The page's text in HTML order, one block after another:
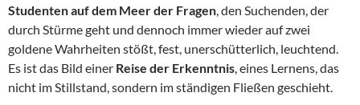
Studenten auf dem Meer der Fragen, den Suchenden, der
durch Stürme geht und dennoch immer wieder auf zwei
goldene Wahrheiten stößt, fest, unerschütterlich, leuchtend.
Es ist das Bild einer Reise der Erkenntnis, eines Lernens, das
nicht im Stillstand, sondern im ständigen Fließen geschieht.